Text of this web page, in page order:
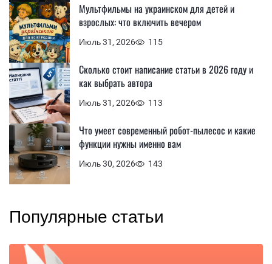
Июль 31, 2026 115
Мультфильмы на украинском для детей и
взрослых: что включить вечером
Июль 31, 2026 113
Сколько стоит написание статьи в 2026 году и
как выбрать автора
Июль 30, 2026 143
Что умеет современный робот-пылесос и какие
функции нужны именно вам
Популярные статьи